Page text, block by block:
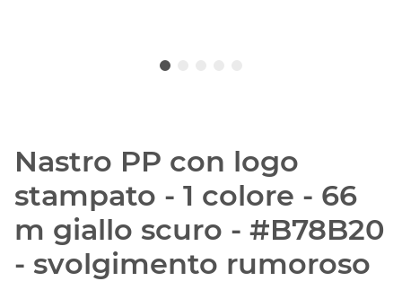
Nastro PP con logo
stampato - 1 colore - 66
m giallo scuro - #B78B20
- svolgimento rumoroso